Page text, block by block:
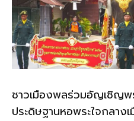
ชาวเมืองพลร่วมอัญเชิญ
ประดิษฐานหอพระใจกลาง